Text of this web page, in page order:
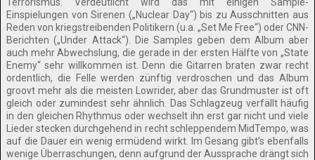
Einspielungen von Sirenen („Nuclear Day“) bis zu Ausschnitten aus
Reden von kriegstreibenden Politikern (u.a. „Set Me Free“) oder CNN-
Berichten („Under Attack“). Die Samples geben dem Album aber
auch mehr Abwechslung, die gerade in der ersten Hälfte von „State
Enemy“ sehr willkommen ist. Denn die Gitarren braten zwar recht
ordentlich, die Felle werden zünftig verdroschen und das Album
groovt mehr als die meisten Lowrider, aber das Grundmuster ist oft
gleich oder zumindest sehr ähnlich. Das Schlagzeug verfällt häufig
in den gleichen Rhythmus oder wechselt ihn erst gar nicht und viele
Lieder stecken durchgehend in recht schleppendem MidTempo, was
auf die Dauer ein wenig ermüdend wirkt. Im Gesang gibt’s ebenfalls
wenige Überraschungen, denn aufgrund der Aussprache drängt sich